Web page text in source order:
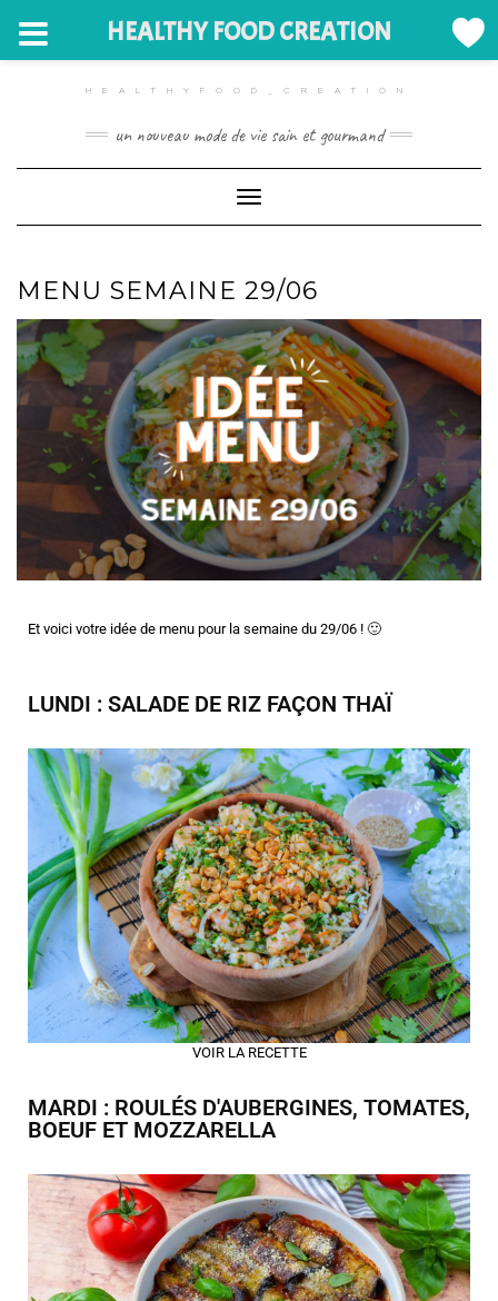
HEALTHYFOOD_CREATION
un nouveau mode de vie sain et gourmand
Toggle Navigation
MENU SEMAINE 29/06
Et voici votre idée de menu pour la semaine du 29/06 ! 🙂
LUNDI : SALADE DE RIZ FAÇON THAÏ
VOIR LA RECETTE
MARDI : ROULÉS D'AUBERGINES, TOMATES,
BOEUF ET MOZZARELLA
HEALTHY FOOD CREATION